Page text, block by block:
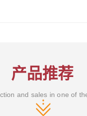
产品推荐
and sales in one of